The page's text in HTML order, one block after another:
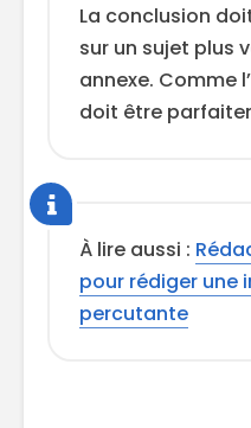
La conclusion
sur un sujet plus
annexe. Comme
doit être
À lire aussi :
pour rédiger une
percutante